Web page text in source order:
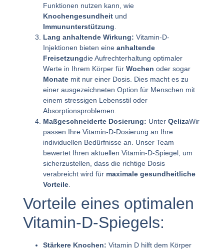
Funktionen nutzen kann, wie
Knochengesundheitund
Immununterstützung.
Lang anhaltende Wirkung: Vitamin-D-
Injektionen bieten eine anhaltende
Freisetzungdie Aufrechterhaltung optimaler
Werte in Ihrem Körper für Wochen oder sogar
Monatemit nur einer Dosis. Dies macht es zu
einer ausgezeichneten Option für Menschen mit
einem stressigen Lebensstil oder
Absorptionsproblemen.
Maßgeschneiderte Dosierung: Unter QelizaWir
passen Ihre Vitamin-D-Dosierung an Ihre
individuellen Bedürfnisse an. Unser Team
bewertet Ihren aktuellen Vitamin-D-Spiegel, um
sicherzustellen, dass die richtige Dosis
verabreicht wird für maximale gesundheitliche
Vorteile.
Vorteile eines optimalen
Vitamin-D-Spiegels:
Stärkere Knochen: Vitamin D hilft dem Körper